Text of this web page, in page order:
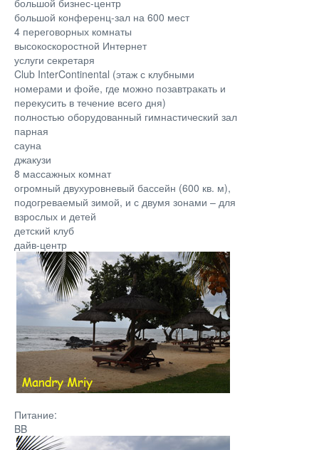
большой конференц-зал на 600 мест
4 переговорных комнаты
высокоскоростной Интернет
услуги секретаря
Club InterContinental (этаж с клубными
номерами и фойе, где можно позавтракать и
перекусить в течение всего дня)
полностью оборудованный гимнастический зал
парная
сауна
джакузи
8 массажных комнат
огромный двухуровневый бассейн (600 кв. м),
подогреваемый зимой, и с двумя зонами – для
взрослых и детей
детский клуб
дайв-центр
Питание:
BB